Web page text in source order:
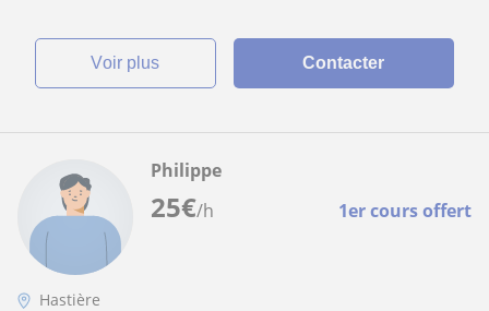
voir plus Contacter
25€/h 1er cours offert
Philippe
Hastière